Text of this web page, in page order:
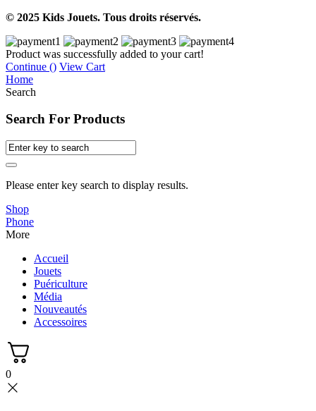
© 2025 Kids Jouets. Tous droits réservés.
Product was successfully added to your cart!
Continue () View Cart
Home
Search
Search For Products
Please enter key search to display results.
Shop
Phone
More
Accueil
Jouets
Puériculture
Média
Nouveautés
Accessoires
0